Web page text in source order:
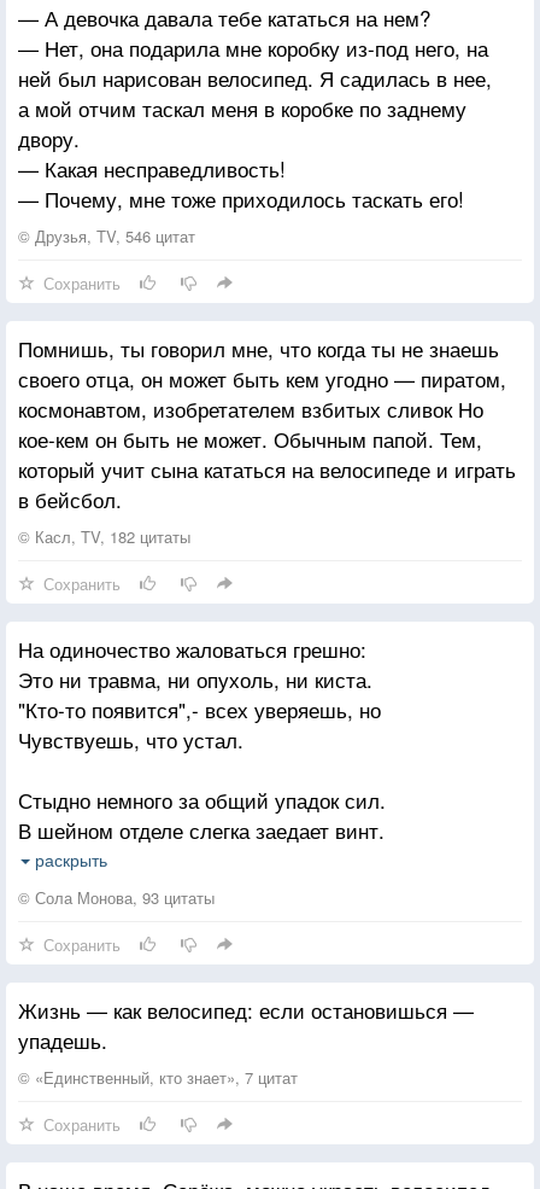
— А девочка давала тебе кататься на нем?
— Нет, она подарила мне коробку из-под него, на
ней был нарисован велосипед. Я садилась в нее,
а мой отчим таскал меня в коробке по заднему
двору.
— Какая несправедливость!
— Почему, мне тоже приходилось таскать его!
© Друзья, TV, 546 цитат
Сохранить
Помнишь, ты говорил мне, что когда ты не знаешь
своего отца, он может быть кем угодно — пиратом,
космонавтом, изобретателем взбитых сливок Но
кое-кем он быть не может. Обычным папой. Тем,
который учит сына кататься на велосипеде и играть
в бейсбол.
© Касл, TV, 182 цитаты
Сохранить
На одиночество жаловаться грешно:
Это ни травма, ни опухоль, ни киста.
"Кто-то появится",- всех уверяешь, но
Чувствуешь, что устал.
Стыдно немного за общий упадок сил.
В шейном отделе слегка заедает винт.
"Ждёте Кого-то?"- и Кто бы там не спросил,
Делаешь бравый вид...
Хочешь быть нужным, заботиться и дарить...
Но, говорят, ты навязчивый[за глаза].
И, очищая от кожицы мандарин,
Хочешь не навязать...
Сам обвинитель... и сам себе адвокат.
Летом под солнцем, а осенью под дождем
раскрыть
© Сола Монова, 93 цитаты
Сохранить
Жизнь — как велосипед: если остановишься —
упадешь.
© «Единственный, кто знает», 7 цитат
Сохранить